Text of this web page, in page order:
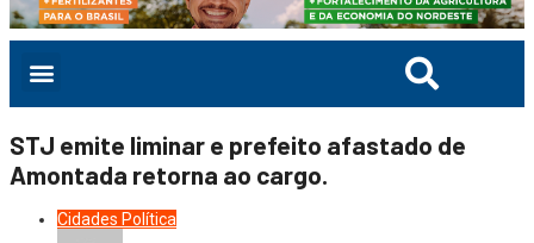
STJ emite liminar e prefeito afastado de
Amontada retorna ao cargo.
Cidades Política